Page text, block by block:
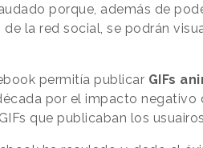
porque, además de
la red social, se podrán
permitía publicar GIFs
por el impacto negativo
que publicaban los